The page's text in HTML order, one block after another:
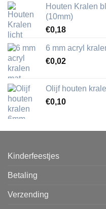
Houten Kralen
(10mm)
€0,18
6 mm acryl
€0,02
Olijf houten
€0,10
Kinderfeestjes
Betaling
Verzending